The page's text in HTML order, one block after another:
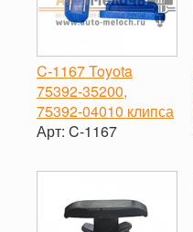
C-1167 Toyota
75392-35200,
75392-04010 клипса
Арт: C-1167
-
+